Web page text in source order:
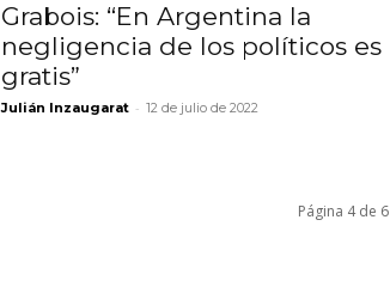
Grabois: “En Argentina la
negligencia de los políticos es
gratis”
Julián Inzaugarat - 12 de julio de 2022
Página 4 de 6